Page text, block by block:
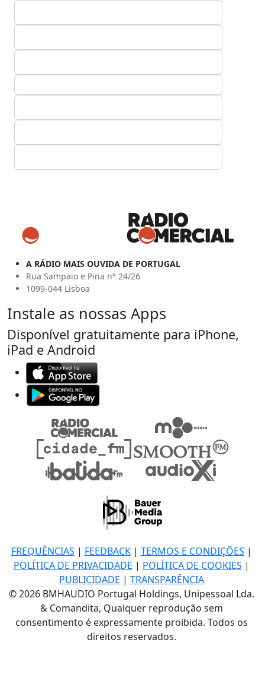
A RÁDIO MAIS OUVIDA DE PORTUGAL
Rua Sampaio e Pina n° 24/26
1099-044 Lisboa
Instale as nossas Apps
Disponível gratuitamente para iPhone,
iPad e Android
FREQUÊNCIAS | FEEDBACK| TERMOS E CONDIÇÕES |
POLÍTICA DE PRIVACIDADE | POLÍTICA DE COOKIES |
PUBLICIDADE | TRANSPARÊNCIA
© 2026 BMHAUDIO Portugal Holdings, Unipessoal Lda.
& Comandita, Qualquer reprodução sem
consentimento é expressamente proibida. Todos os
direitos reservados.